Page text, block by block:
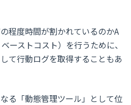
程度時間が割かれているのかA
ーストコスト）を行うために、
て行動ログを取得することもあ
る「動態管理ツール」として位